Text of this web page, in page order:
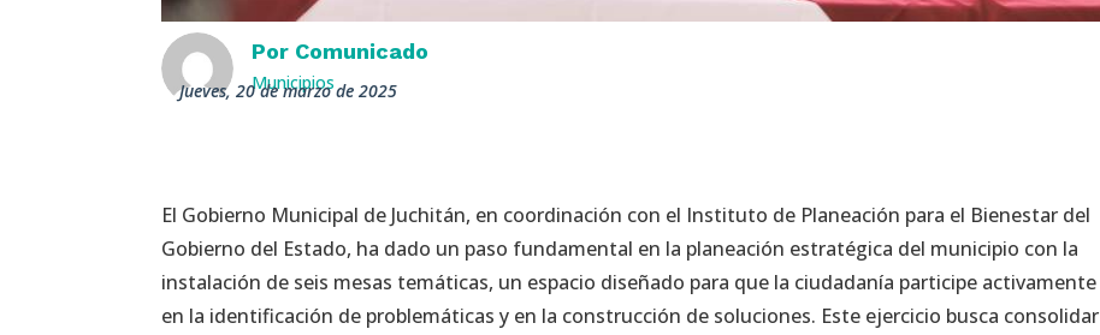
Por Comunicado
Municipios
jueves, 20 de marzo de 2025
El Gobierno Municipal de Juchitán, en coordinación con el Instituto de Planeación para el Bienestar del
Gobierno del Estado, ha dado un paso fundamental en la planeación estratégica del municipio con la
instalación de seis mesas temáticas, un espacio diseñado para que la ciudadanía participe activamente
en la identificación de problemáticas y en la construcción de soluciones. Este ejercicio busca consolidar